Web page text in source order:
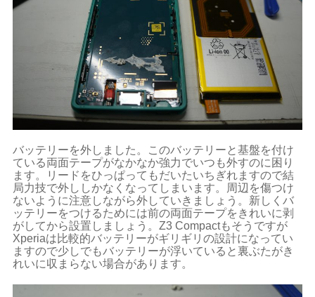
バッテリーを外しました。このバッテリーと基盤を付け
ている両面テープがなかなか強力でいつも外すのに困り
ます。リードをひっぱってもだいたいちぎれますので結
局力技で外ししかなくなってしまいます。周辺を傷つけ
ないように注意しながら外していきましょう。新しくバ
ッテリーをつけるためには前の両面テープをきれいに剥
がしてから設置しましょう。Z3 Compactもそうですが
Xperiaは比較的バッテリーがギリギリの設計になってい
ますので少しでもバッテリーが浮いていると裏ぶたがき
れいに収まらない場合があります。